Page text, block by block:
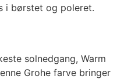
i børstet og poleret.
solnedgang, Warm
Grohe farve bringer